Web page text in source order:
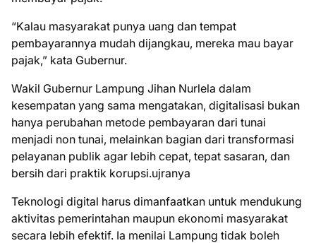
“Kalau masyarakat punya uang dan tempat
pembayarannya mudah dijangkau, mereka mau bayar
pajak,” kata Gubernur.
Wakil Gubernur Lampung Jihan Nurlela dalam
kesempatan yang sama mengatakan, digitalisasi bukan
hanya perubahan metode pembayaran dari tunai
menjadi non tunai, melainkan bagian dari transformasi
pelayanan publik agar lebih cepat, tepat sasaran, dan
bersih dari praktik korupsi.ujranya
Teknologi digital harus dimanfaatkan untuk mendukung
aktivitas pemerintahan maupun ekonomi masyarakat
secara lebih efektif. Ia menilai Lampung tidak boleh